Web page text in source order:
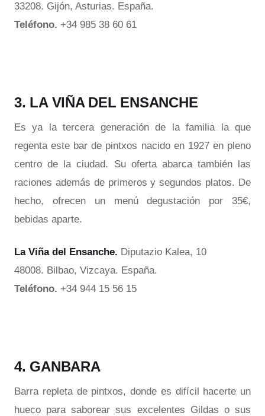
33208. Gijón, Asturias. España.
Teléfono. +34 985 38 60 61
3. LA VIÑA DEL ENSANCHE
Es ya la tercera generación de la familia la que
regenta este bar de pintxos nacido en 1927 en pleno
centro de la ciudad. Su oferta abarca también las
raciones además de primeros y segundos platos. De
hecho, ofrecen un menú degustación por 35€,
bebidas aparte.
La Viña del Ensanche. Diputazio Kalea, 10
48008. Bilbao, Vizcaya. España.
Teléfono. +34 944 15 56 15
4. GANBARA
Barra repleta de pintxos, donde es difícil hacerte un
hueco para saborear sus excelentes Gildas o sus